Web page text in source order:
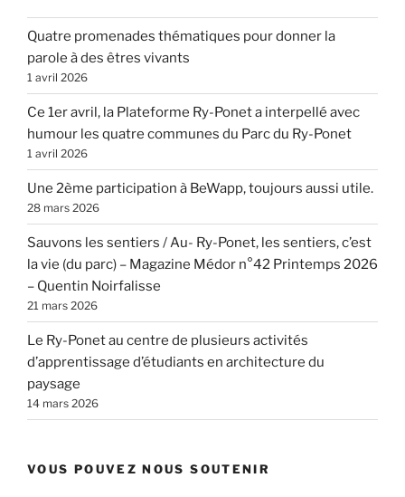
Quatre promenades thématiques pour donner la
parole à des êtres vivants
1 avril 2026
Ce 1er avril, la Plateforme Ry-Ponet a interpellé avec
humour les quatre communes du Parc du Ry-Ponet
1 avril 2026
Une 2ème participation à BeWapp, toujours aussi utile.
28 mars 2026
Sauvons les sentiers / Au- Ry-Ponet, les sentiers, c’est
la vie (du parc) – Magazine Médor n°42 Printemps 2026
– Quentin Noirfalisse
21 mars 2026
Le Ry-Ponet au centre de plusieurs activités
d’apprentissage d’étudiants en architecture du
paysage
14 mars 2026
VOUS POUVEZ NOUS SOUTENIR